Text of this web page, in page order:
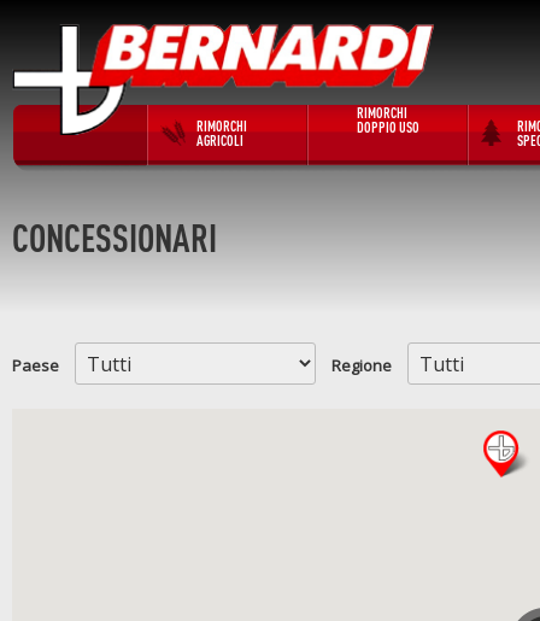
RIMORCHI
AGRICOLI
RIMORCHI
DOPPIO USO
CONCESSIONARI
Paese Regione